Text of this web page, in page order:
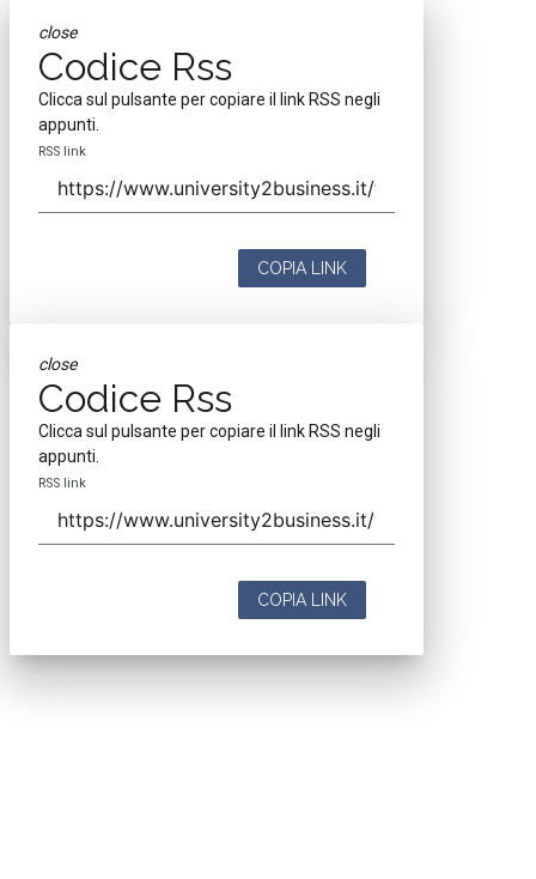
close
Codice Rss
Clicca sul pulsante per copiare il link RSS negli
appunti.
RSS link
COPIA LINK
close
Codice Rss
Clicca sul pulsante per copiare il link RSS negli
appunti.
RSS link
COPIA LINK